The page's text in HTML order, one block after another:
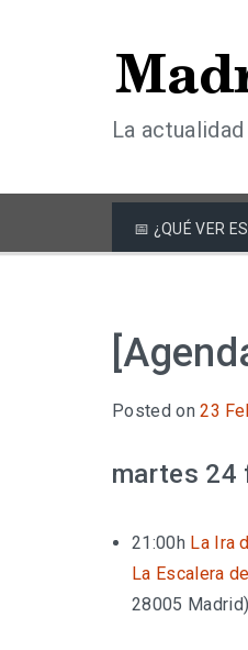
La
📅 ¿QUÉ VER
Posted on23
martes 24
21:00h La Ira
La Escalera
28005 Madrid)